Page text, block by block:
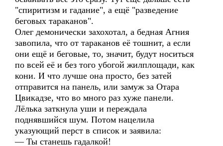
"спиритизм и гадание", а ещё "разведение
беговых тараканов".
Олег демонически захохотал, а бедная Агния
завопила, что от тараканов её тошнит, а если
они ещё и беговые, то, значит, будут носиться
по всей её и без того убогой жилплощади, как
кони. И что лучше она просто, без затей
отправится на панель, или замуж за Отара
Цвикадзе, что во много раз хуже панели.
Лёлька заткнула уши и переждала
поднявшийся шум. Потом нацелила
указующий перст в список и заявила:
— Ты станешь гадалкой!